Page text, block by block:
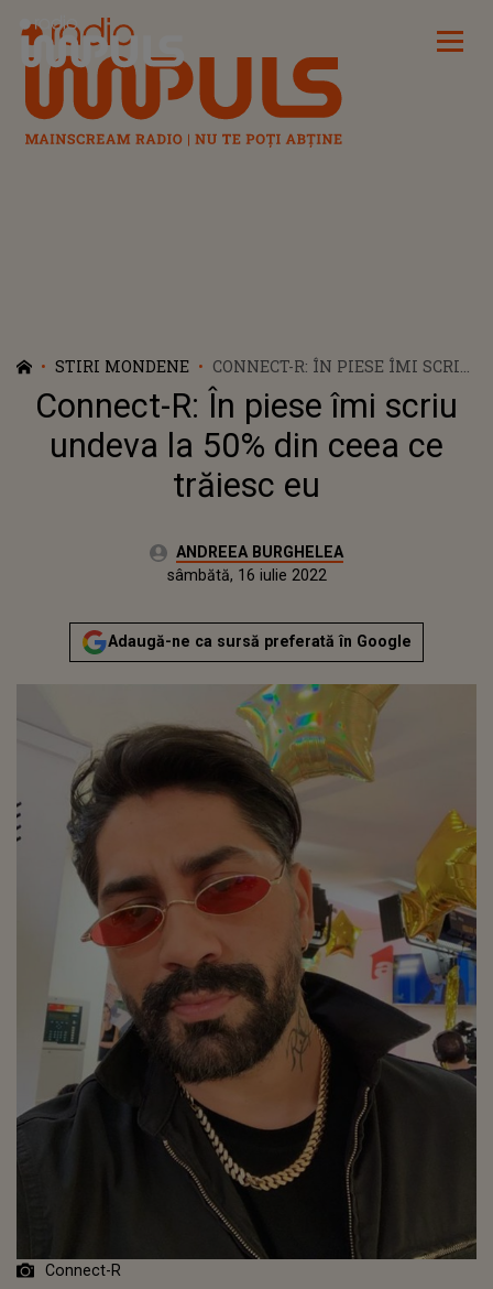
Radio Impuls
STIRI MONDENE
CONNECT-R: ÎN PIESE ÎMI SCRIU
UNDEVA LA 50% DIN CEEA CE
TRĂIESC EU
Connect-R: În piese îmi scriu
undeva la 50% din ceea ce
trăiesc eu
Autor:ANDREEA BURGHELEA
luni, 9 noiembrie 2020Actualizat:
sâmbătă, 16 iulie 2022
Adaugă-ne ca sursă preferată în Google
Connect-R